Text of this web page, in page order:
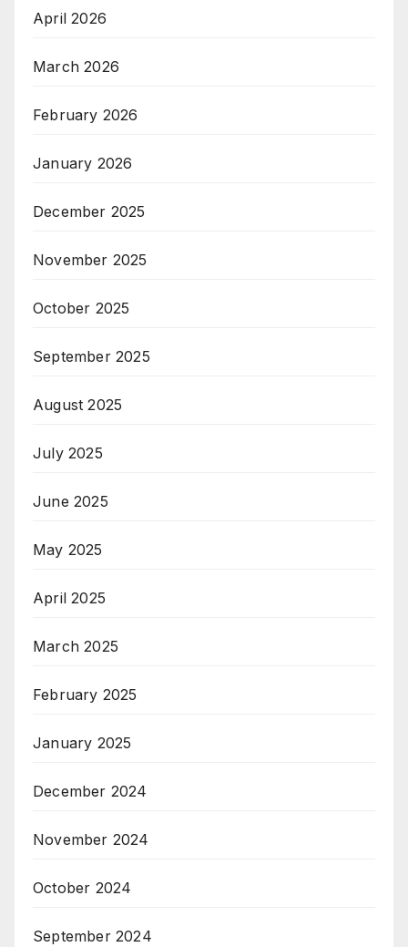
April 2026
March 2026
February 2026
January 2026
December 2025
November 2025
October 2025
September 2025
August 2025
July 2025
June 2025
May 2025
April 2025
March 2025
February 2025
January 2025
December 2024
November 2024
October 2024
September 2024